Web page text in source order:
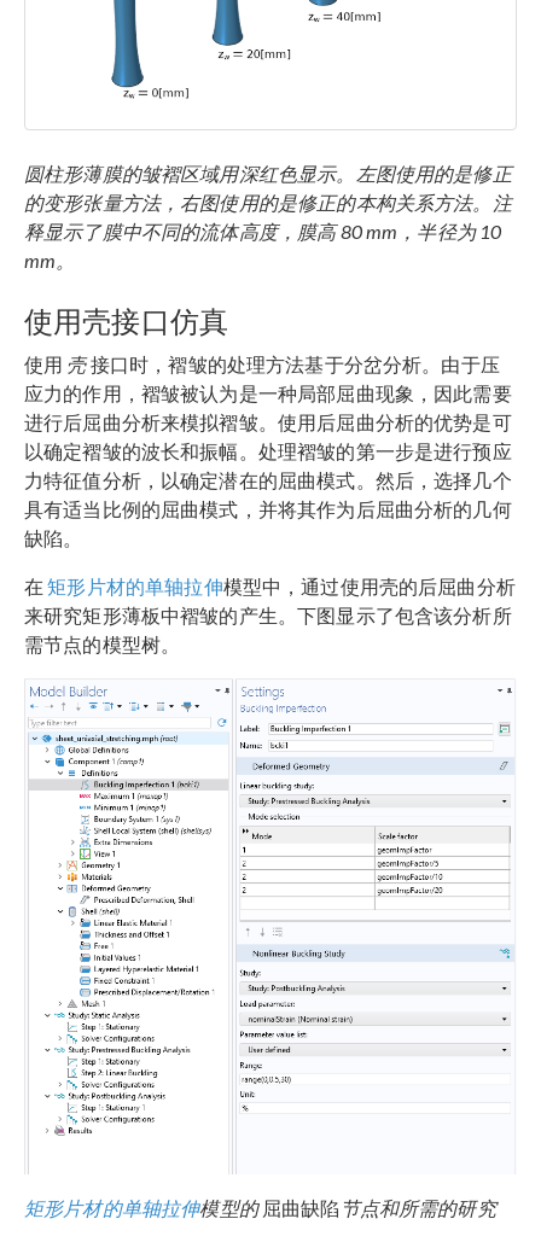
圆柱形薄膜的皱褶区域用深红色显示。左图使用的是修正
的变形张量方法，右图使用的是修正的本构关系方法。注
释显示了膜中不同的流体高度，膜高 80 mm，半径为 10
mm。
使用壳接口仿真
使用 壳接口时，褶皱的处理方法基于分岔分析。由于压
应力的作用，褶皱被认为是一种局部屈曲现象，因此需要
进行后屈曲分析来模拟褶皱。使用后屈曲分析的优势是可
以确定褶皱的波长和振幅。处理褶皱的第一步是进行预应
力特征值分析，以确定潜在的屈曲模式。然后，选择几个
具有适当比例的屈曲模式，并将其作为后屈曲分析的几何
缺陷。
在矩形片材的单轴拉伸模型中，通过使用壳的后屈曲分析
来研究矩形薄板中褶皱的产生。下图显示了包含该分析所
需节点的模型树。
矩形片材的单轴拉伸模型的 屈曲缺陷 节点和所需的研究